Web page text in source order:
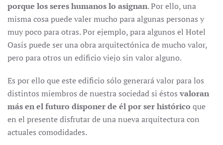
porque los seres humanos lo asignan. Por ello, una
misma cosa puede valer mucho para algunas personas y
muy poco para otras. Por ejemplo, para algunos el Hotel
Oasis puede ser una obra arquitectónica de mucho valor,
pero para otros un edificio viejo sin valor alguno.
Es por ello que este edificio sólo generará valor para los
distintos miembros de nuestra sociedad si éstos valoran
más en el futuro disponer de él por ser histórico que
en el presente disfrutar de una nueva arquitectura con
actuales comodidades.